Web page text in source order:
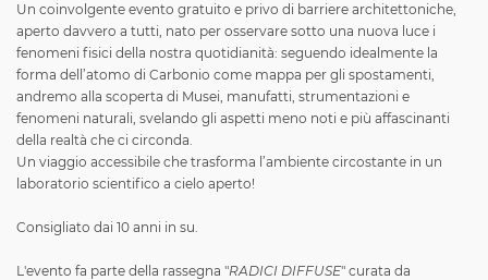
Un coinvolgente evento gratuito e privo di barriere architettoniche,
aperto davvero a tutti, nato per osservare sotto una nuova luce i
fenomeni fisici della nostra quotidianità: seguendo idealmente la
forma dell’atomo di Carbonio come mappa per gli spostamenti,
andremo alla scoperta di Musei, manufatti, strumentazioni e
fenomeni naturali, svelando gli aspetti meno noti e più affascinanti
della realtà che ci circonda.
Un viaggio accessibile che trasforma l’ambiente circostante in un
laboratorio scientifico a cielo aperto!
Consigliato dai 10 anni in su.
L'evento fa parte della rassegna "RADICI DIFFUSE" curata da